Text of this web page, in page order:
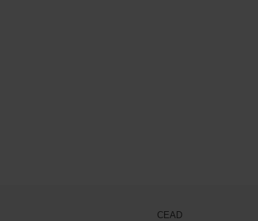
CEAD